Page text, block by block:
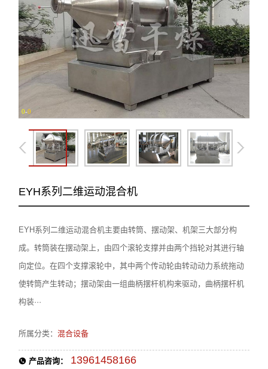
0-0
EYH系列二维运动混合机
EYH系列二维运动混合机主要由转筒、摆动架、机架三大部分构
成。转筒装在摆动架上，由四个滚轮支撑并由两个挡轮对其进行轴
向定位。在四个支撑滚轮中，其中两个传动轮由转动动力系统拖动
使转筒产生转动；摆动架由一组曲柄摆杆机构来驱动，曲柄摆杆机
构装···
所属分类：混合设备
产品咨询： 13961458166